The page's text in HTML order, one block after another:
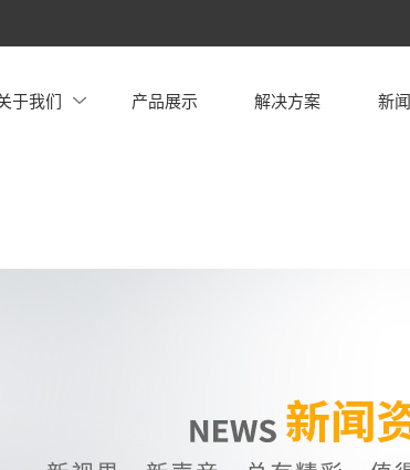
于我们 产品展示 解决方案 新